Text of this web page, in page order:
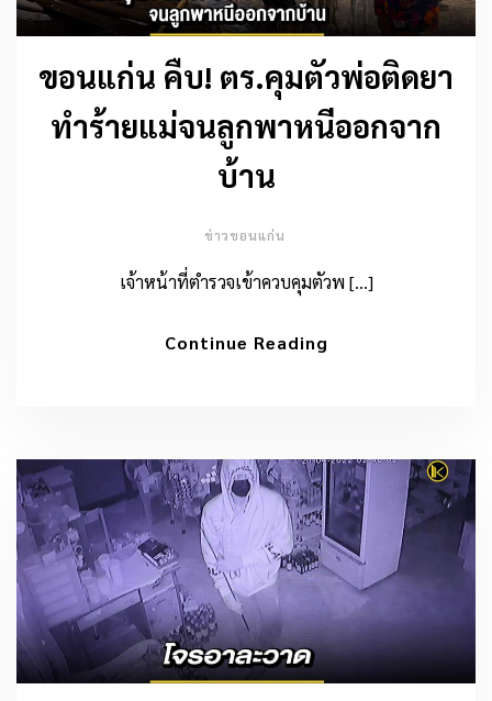
ขอนแก่น คืบ! ตร.คุมตัวพ่อติดยา
ทำร้ายแม่จนลูกพาหนีออกจาก
บ้าน
ข่าวขอนแก่น
เจ้าหน้าที่ตำรวจเข้าควบคุมตัวพ […]
Continue Reading